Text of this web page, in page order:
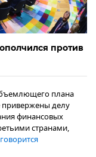
против
плана
привержены делу
финансовых
странами,
говорится